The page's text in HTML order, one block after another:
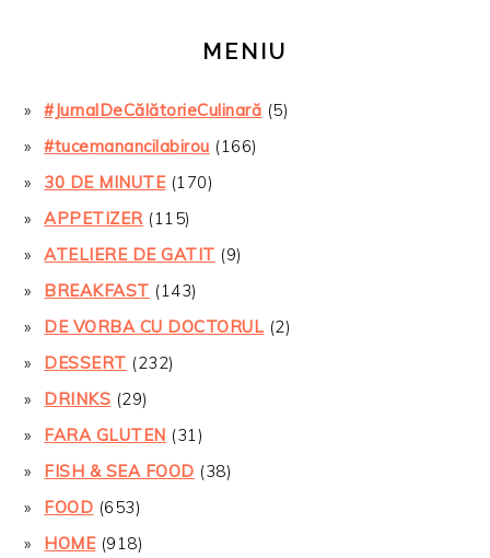
MENIU
#JurnalDeCălătorieCulinară (5)
#tucemanancilabirou (166)
30 DE MINUTE(170)
APPETIZER(115)
ATELIERE DE GATIT (9)
BREAKFAST (143)
DE VORBA CU DOCTORUL (2)
DESSERT (232)
DRINKS (29)
FARA GLUTEN (31)
FISH & SEA FOOD (38)
FOOD (653)
HOME(918)